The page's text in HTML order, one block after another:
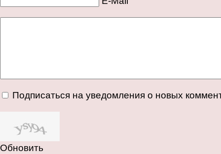
Подписаться на уведомления о новых
Обновить